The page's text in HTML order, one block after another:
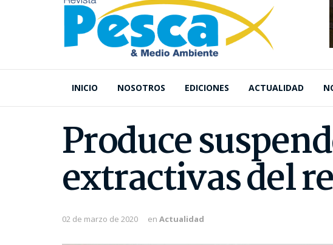
INICIO NOSOTROS EDICIONES ACTUALIDAD
Produce
extractivas del
02 de marzo de 2020 en Actualidad